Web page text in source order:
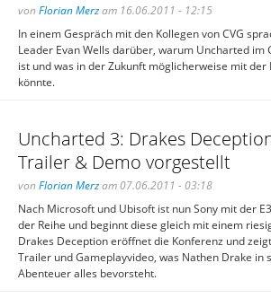
von Florian Merzam 16.06.2011 - 12:15
In einem Gespräch mit den Kollegen von CVG
Leader Evan Wells darüber, warum Uncharted im
ist und was in der Zukunft möglicherweise mit der
könnte.
Uncharted 3: Drakes
Trailer & Demo vorgestellt
von Florian Merzam 07.06.2011 - 03:18
Nach Microsoft und Ubisoft ist nun Sony mit der
der Reihe und beginnt diese gleich mit einem
Drakes Deception eröffnet die Konferenz und
Trailer und Gameplayvideo, was Nathen Drake in
Abenteuer alles bevorsteht.